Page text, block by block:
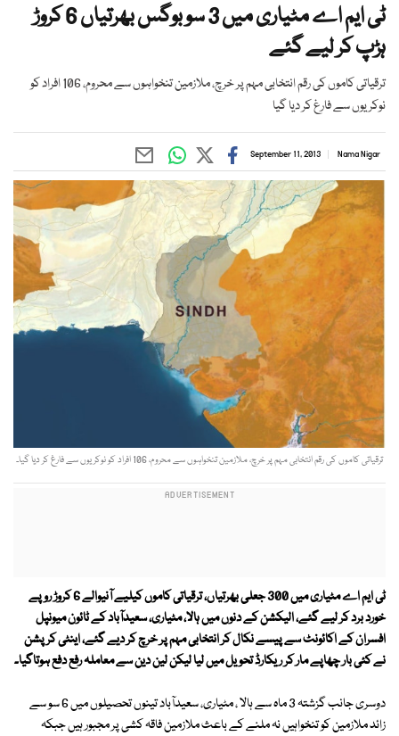
ٹی ایم اے مٹیاری میں 3 سو بوگس بھرتیاں 6 کروڑ
ہڑپ کر لیے گئے
ترقیاتی کاموں کی رقم انتخابی مہم پر خرچ، ملازمین تنخواہوں سے محروم، 106 افراد کو
نوکریوں سے فارغ کر دیا گیا
Nama Nigar
September 11, 2013
ترقیاتی کاموں کی رقم انتخابی مہم پر خرچ، ملازمین تنخواہوں سے محروم، 106 افراد کو نوکریوں سے فارغ کر دیا گیا۔
ٹی ایم اے مٹیاری میں 300 جعلی بھرتیاں، ترقیاتی کاموں کیلیے آنیوالے 6 کروڑ روپے
خورد برد کر لیے گئے، الیکشن کے دنوں میں ہالا، مٹیاری، سعیدآباد کے ٹائون میونپل
افسران کے اکائونٹ سے پیسے نکال کر انتخابی مہم پر خرچ کر دیے گئے، اینٹی کرپشن
نے کئی بار چھاپے مار کر ریکارڈ تحویل میں لیا لیکن لین دین سے معاملہ رفع دفع ہوتاگیا۔
دوسری جانب گزشتہ 3 ماہ سے ہالا ، مٹیاری، سعیدآباد تینوں تحصیلوں میں 6 سو سے
زائد ملازمین کو تنخواہیں نہ ملنے کے باعث ملازمین فاقہ کشی پر مجبور ہیں جبکہ